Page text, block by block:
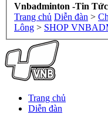
Vnbadminton -Tin
Trang chủ Diễn đàn >
Lông > SHOP
Trang chủ
Diễn đàn